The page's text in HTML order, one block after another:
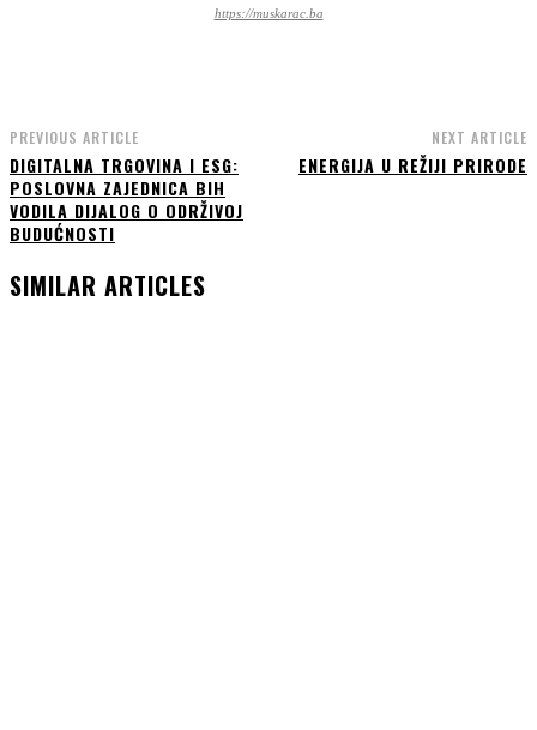
https://muskarac.ba
PREVIOUS ARTICLE
DIGITALNA TRGOVINA I ESG:
POSLOVNA ZAJEDNICA BIH
VODILA DIJALOG O ODRŽIVOJ
BUDUĆNOSTI
NEXT ARTICLE
ENERGIJA U REŽIJI PRIRODE
SIMILAR ARTICLES